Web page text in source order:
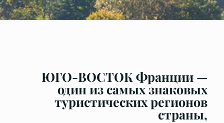
ЮГО-ВОСТОК Франции —
один из самых знаковых
туристических регионов
страны,